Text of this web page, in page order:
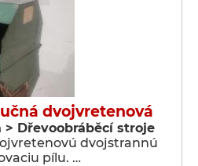
dvojvretenová
Dřevoobráběcí stroje
dvojstrannú
pílu. …